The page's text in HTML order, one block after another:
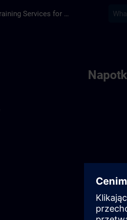
Training Services for Digital Industries